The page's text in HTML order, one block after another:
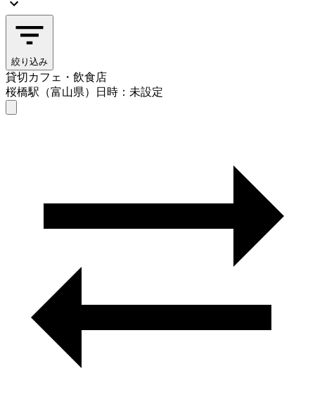
絞り込み
貸切カフェ・飲食店
桜橋駅（富山県）
日時：未設定